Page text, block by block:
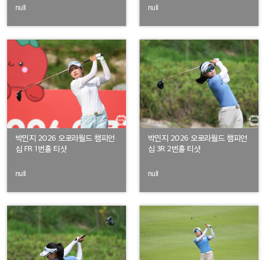
null null
박민지 2026 오로라월드 챔피언
십 FR 1번홀 티샷
null
박민지 2026 오로라월드 챔피언
십 3R 2번홀 티샷
null